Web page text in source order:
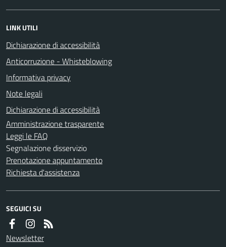
LINK UTILI
Dichiarazione di accessibilità
Anticorruzione - Whisteblowing
Informativa privacy
Note legali
Dichiarazione di accessibilità
Amministrazione trasparente
Leggi le FAQ
Segnalazione disservizio
Prenotazione appuntamento
Richiesta d'assistenza
SEGUICI SU
Newsletter